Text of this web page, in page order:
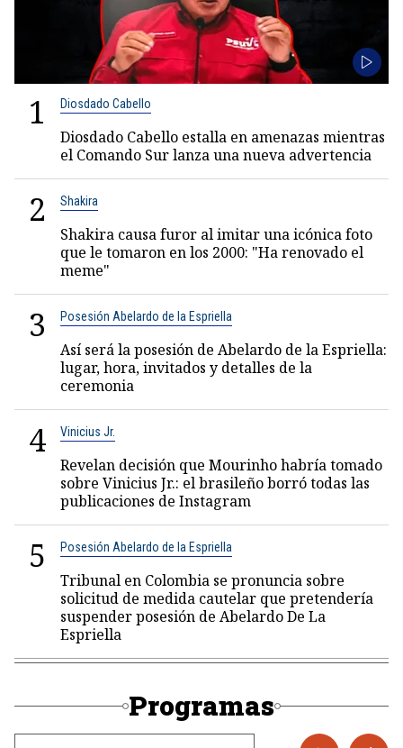
1 Diosdado Cabello
Diosdado Cabello estalla en amenazas mientras
el Comando Sur lanza una nueva advertencia
2 Shakira
Shakira causa furor al imitar una icónica foto
que le tomaron en los 2000: "Ha renovado el
meme"
3 Posesión Abelardo de la Espriella
Así será la posesión de Abelardo de la Espriella:
lugar, hora, invitados y detalles de la
ceremonia
4 Vinicius Jr.
Revelan decisión que Mourinho habría tomado
sobre Vinicius Jr.: el brasileño borró todas las
publicaciones de Instagram
5 Posesión Abelardo de la Espriella
Tribunal en Colombia se pronuncia sobre
solicitud de medida cautelar que pretendería
suspender posesión de Abelardo De La
Espriella
Programas